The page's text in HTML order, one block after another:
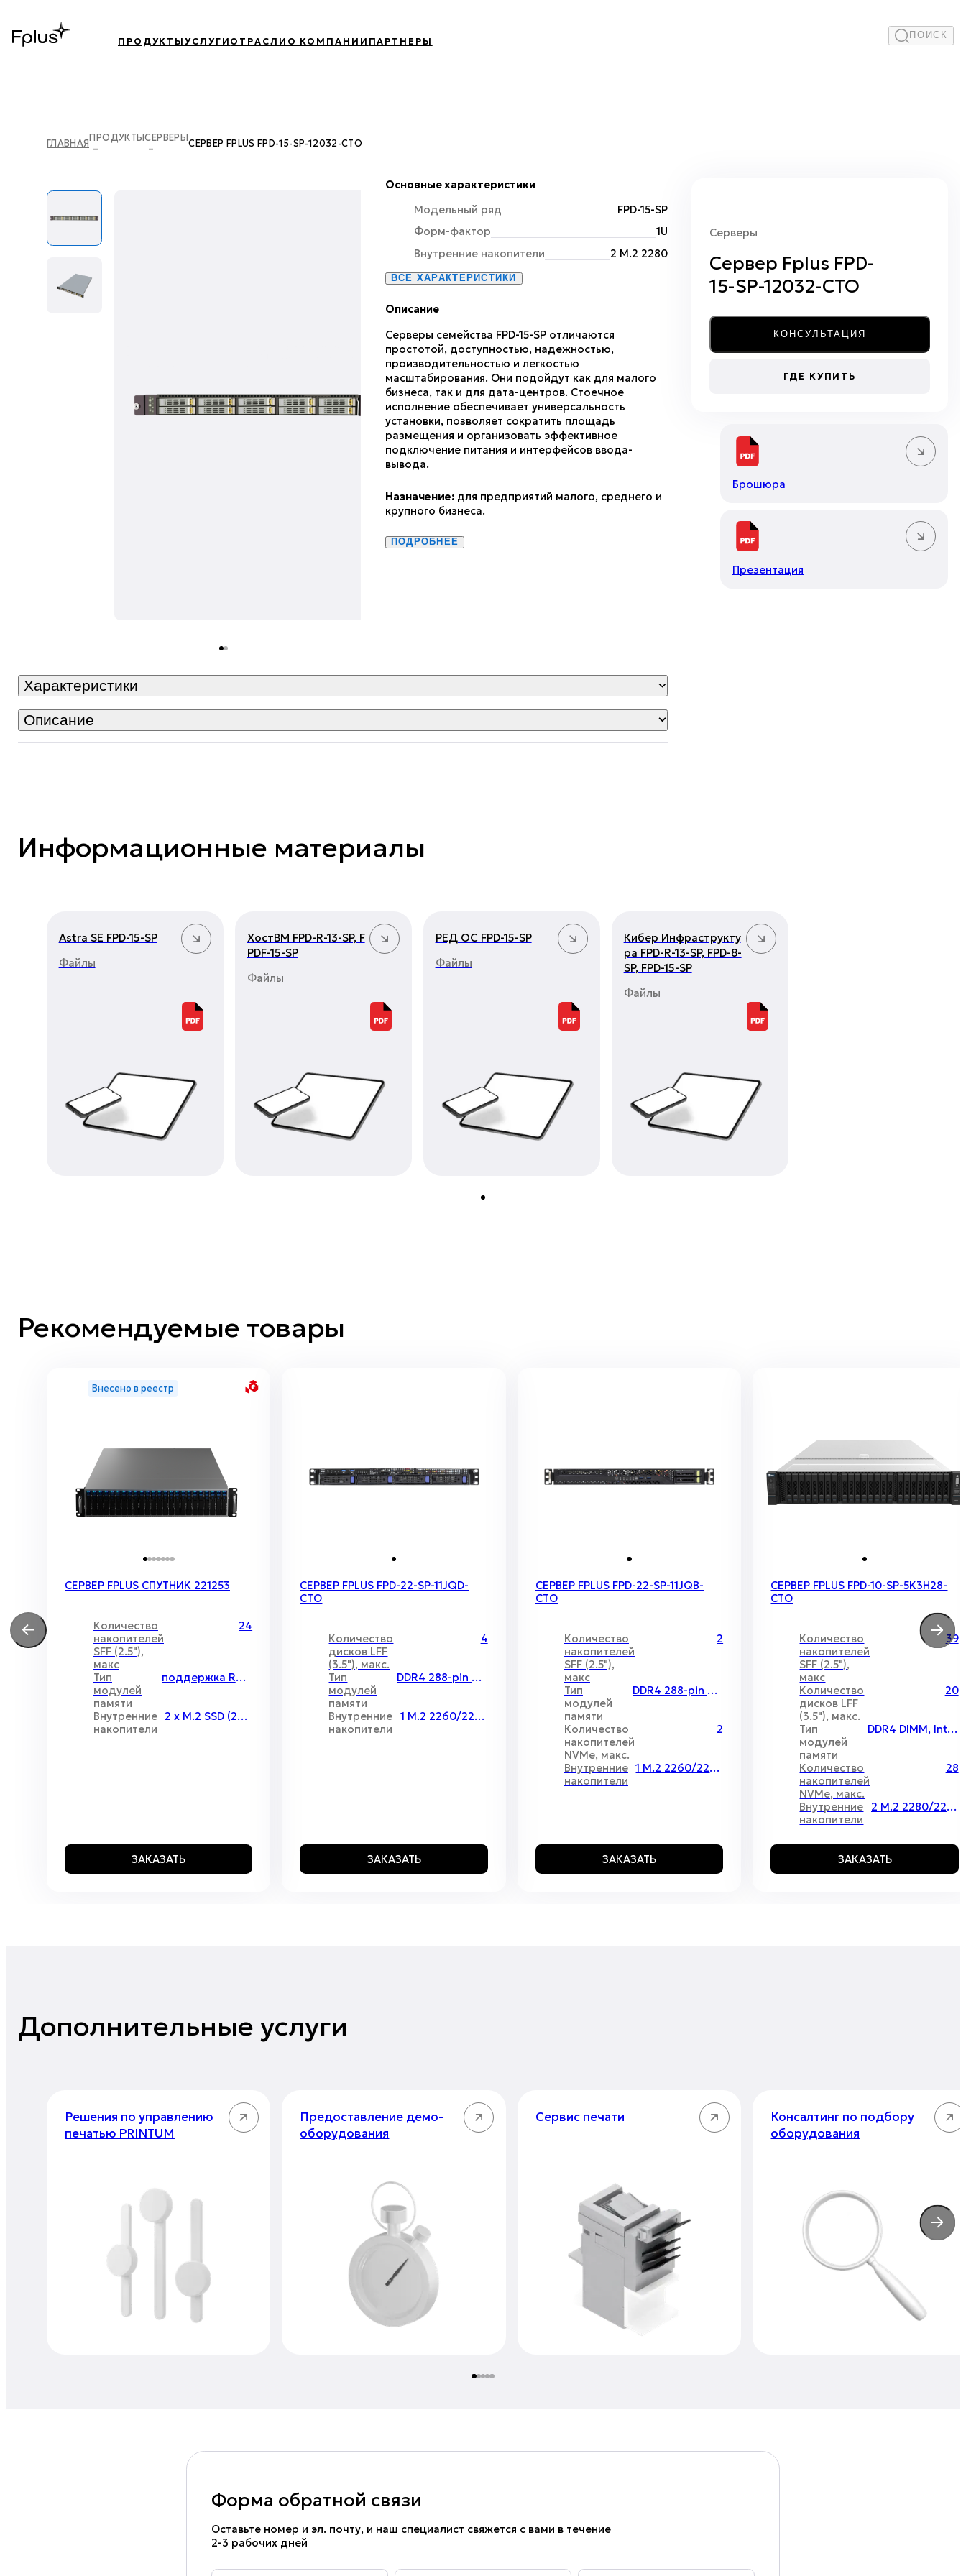
ПРОДУКТЫУСЛУГИ ОТРАСЛИ О КОМПАНИИ ПАРТНЕРЫ
ПОИСК
ГЛАВНАЯПРОДУКТЫСЕРВЕРЫ СЕРВЕР FPLUS FPD-15-SP-12032-CTO
Основные характеристики
Модельный ряд
FPD-15-SP
Форм-фактор
1U
Внутренние накопители
2 M.2 2280
ВСЕ ХАРАКТЕРИСТИКИ
Описание
Серверы семейства FPD-15-SP отличаются
простотой, доступностью, надежностью,
производительностью и легкостью
масштабирования. Они подойдут как для малого
бизнеса, так и для дата-центров. Стоечное
исполнение обеспечивает универсальность
установки, позволяет сократить площадь
размещения и организовать эффективное
подключение питания и интерфейсов ввода-
вывода.
Назначение: для предприятий малого, среднего и
крупного бизнеса.
ПОДРОБНЕЕ
Характеристики
Описание
Серверы
Сервер Fplus FPD-
15-SP-12032-CTO
КОНСУЛЬТАЦИЯ
ГДЕ КУПИТЬ
Брошюра
Презентация
Информационные материалы
Astra SE FPD-15-SP
Файлы
ХостВМ FPD-R-13-SP, F
PDF-15-SP
Файлы
РЕД ОС FPD-15-SP
Файлы
Кибер Инфраструкту
ра FPD-R-13-SP, FPD-8-
SP, FPD-15-SP
Файлы
Рекомендуемые товары
Внесено в реестр
СЕРВЕР FPLUS СПУТНИК 221253
Количество
накопителей
SFF (2.5"),
макс
24
Тип
модулей
памяти
поддержка RDIMM\LRDIMM, максимальный объём до 4096Гб
Внутренние
накопители
2 x M.2 SSD (2280)
ЗАКАЗАТЬ
СЕРВЕР FPLUS FPD-22-SP-11JQD-
CTO
Количество
дисков LFF
(3.5"), макс.
4
Тип
модулей
памяти
DDR4 288-pin ECC/non-ECC UDIMM
Внутренние
накопители
1 M.2 2260/2280/22110
ЗАКАЗАТЬ
СЕРВЕР FPLUS FPD-22-SP-11JQB-
CTO
Количество
накопителей
SFF (2.5"),
макс
2
Тип
модулей
памяти
DDR4 288-pin ECC/non-ECC UDIMM
Количество
накопителей
NVMe, макс.
2
Внутренние
накопители
1 M.2 2260/2280/22110
ЗАКАЗАТЬ
СЕРВЕР FPLUS FPD-10-SP-5K3H28-
CTO
Количество
накопителей
SFF (2.5"),
макс
39
Количество
дисков LFF
(3.5"), макс.
20
Тип
модулей
памяти
DDR4 DIMM, Intel Optane
Количество
накопителей
NVMe, макс.
28
Внутренние
накопители
2 M.2 2280/22110
ЗАКАЗАТЬ
Дополнительные услуги
Решения по управлению
печатью PRINTUM
Предоставление демо-
оборудования
Сервис печати
Консалтинг по подбору
оборудования
Форма обратной связи
Оставьте номер и эл. почту, и наш специалист свяжется с вами в течение
2-3 рабочих дней